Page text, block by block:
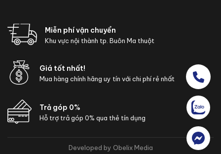
Miễn phí vận chuyển
Khu vực nội thành tp. Buôn Ma thuột
Giá tốt nhất!
Mua hàng chính hãng uy tín với chi phí rẻ nhất
Trả góp 0%
Hỗ trợ trả góp 0% qua thẻ tín dụng
Developed by Obelix Media